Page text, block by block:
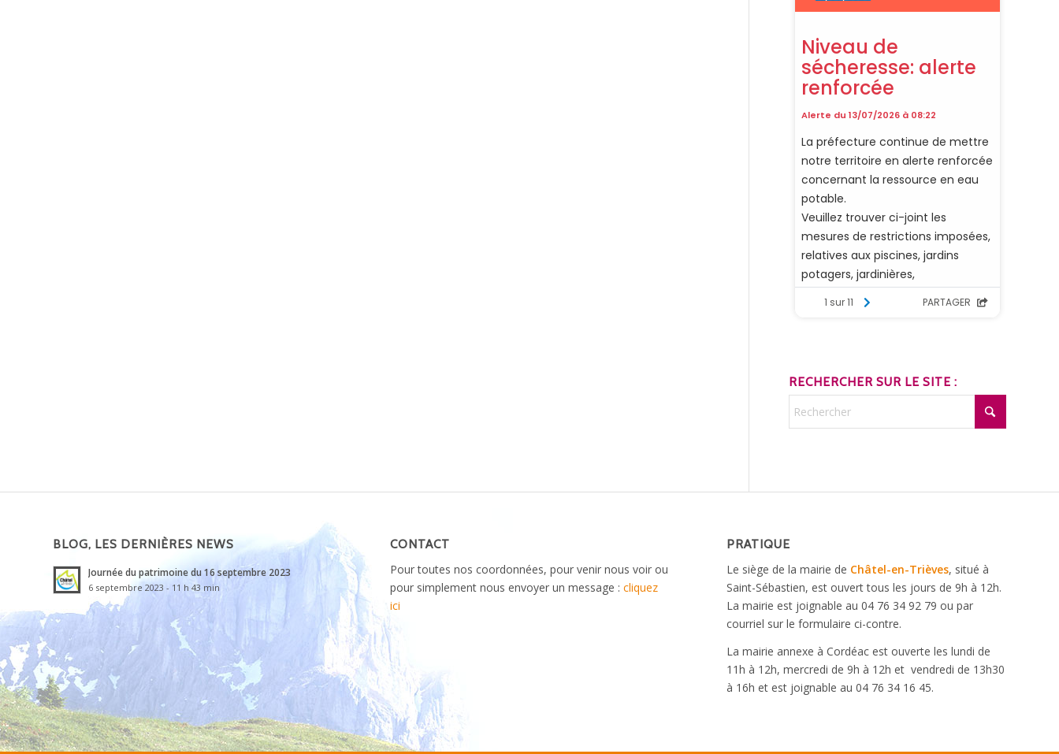
RECHERCHER SUR LE SITE :
BLOG, LES DERNIÈRES NEWS
Journée du patrimoine du 16 septembre 2023
6 septembre 2023 - 11 h 43 min
CONTACT
Pour toutes nos coordonnées, pour venir nous voir ou
pour simplement nous envoyer un message : cliquez
ici
PRATIQUE
Le siège de la mairie de Châtel-en-Trièves, situé à
Saint-Sébastien, est ouvert tous les jours de 9h à 12h.
La mairie est joignable au 04 76 34 92 79 ou par
courriel sur le formulaire ci-contre.
La mairie annexe à Cordéac est ouverte les lundi de
11h à 12h, mercredi de 9h à 12h et vendredi de 13h30
à 16h et est joignable au 04 76 34 16 45.